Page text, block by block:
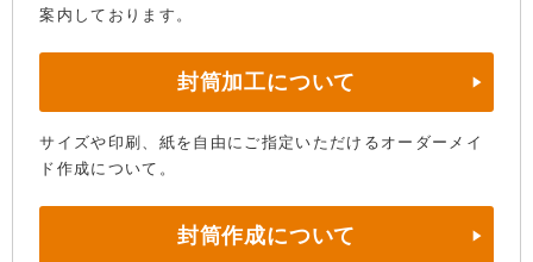
案内しております。
封筒加工について
サイズや印刷、紙を自由にご指定いただけるオーダーメイ
ド作成について。
封筒作成について